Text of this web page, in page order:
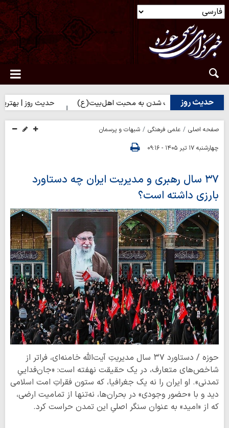
حدیث روز
| راه نزدیک شدن به محبت اهل‌بیت(ع) حدیث روز | بهترین
صفحه اصلی علمی فرهنگی
شبهات و پرسمان
چهارشنبه ۱۷ تیر ۱۴۰۵ - ۰۹:۱۶
۳۷ سال رهبری و مدیریت ایران چه دستاورد
بارزی داشته است؟
حوزه / دستاورد ۳۷ سال مدیریتِ آیت‌الله خامنه‌ای، فراتر از
شاخص‌های متعارف، در یک حقیقت نهفته است: «جان‌فداییِ
تمدنی». او ایران را نه یک جغرافیا، که ستون فقراتِ امت اسلامی
دید و با «حضور وجودی» در بحران‌ها، نه‌تنها از تمامیت ارضی،
که از «امید» به عنوان سنگر اصلیِ این تمدن حراست کرد.